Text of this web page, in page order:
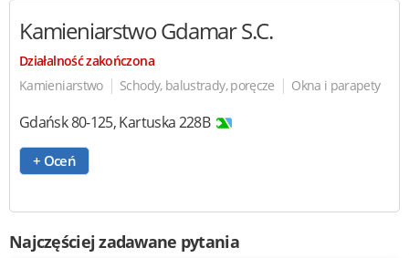
Kamieniarstwo GdamarS.C.
Działalność zakończona
Kamieniarstwo | Schody, balustrady, poręcze | Okna i parapety
Gdańsk80-125,Kartuska 228B
+ Oceń
Najczęściej zadawane pytania